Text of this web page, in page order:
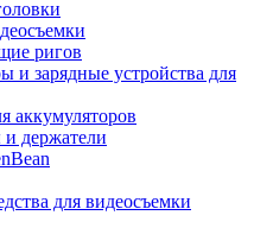
ригов
и зарядные устройства для
аккумуляторов
держатели
для видеосъемки